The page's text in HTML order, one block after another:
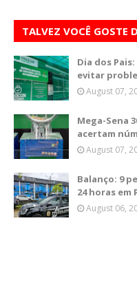
TALVEZ VOCÊ GOSTE
Dia dos
evitar
August 07,
Mega-Sena
acertam
August 07,
Balanço: 9
24 horas em
August 06,